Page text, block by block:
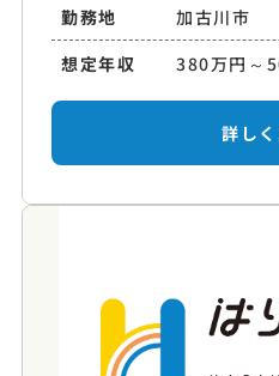
勤務地
加古川市
想定年収
380万円～
詳し